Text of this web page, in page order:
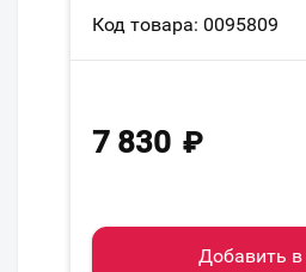
Код товара: 0095809
7 830 ₽
Добавить в